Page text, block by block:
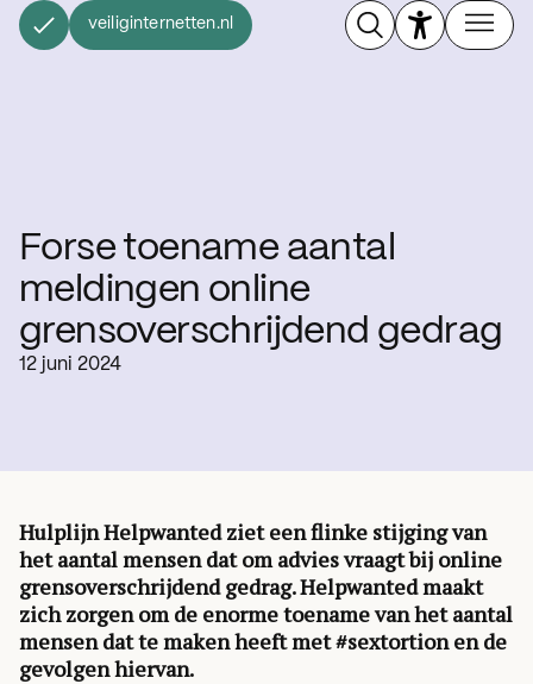
veiliginternetten.nl
Forse toename aantal
meldingen online
grensoverschrijdend gedrag
12 juni 2024
Hulplijn Helpwanted ziet een flinke stijging van
het aantal mensen dat om advies vraagt bij online
grensoverschrijdend gedrag. Helpwanted maakt
zich zorgen om de enorme toename van het aantal
mensen dat te maken heeft met #sextortion en de
gevolgen hiervan.